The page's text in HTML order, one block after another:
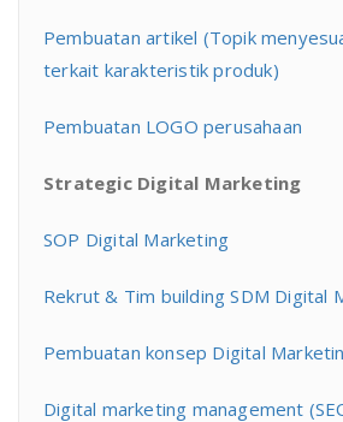
Pembuatan artikel (Topik
terkait karakteristik produk)
Pembuatan LOGO perusahaan
Strategic Digital Marketing
SOP Digital Marketing
Rekrut & Tim building SDM Digital
Pembuatan konsep Digital
Digital marketing management